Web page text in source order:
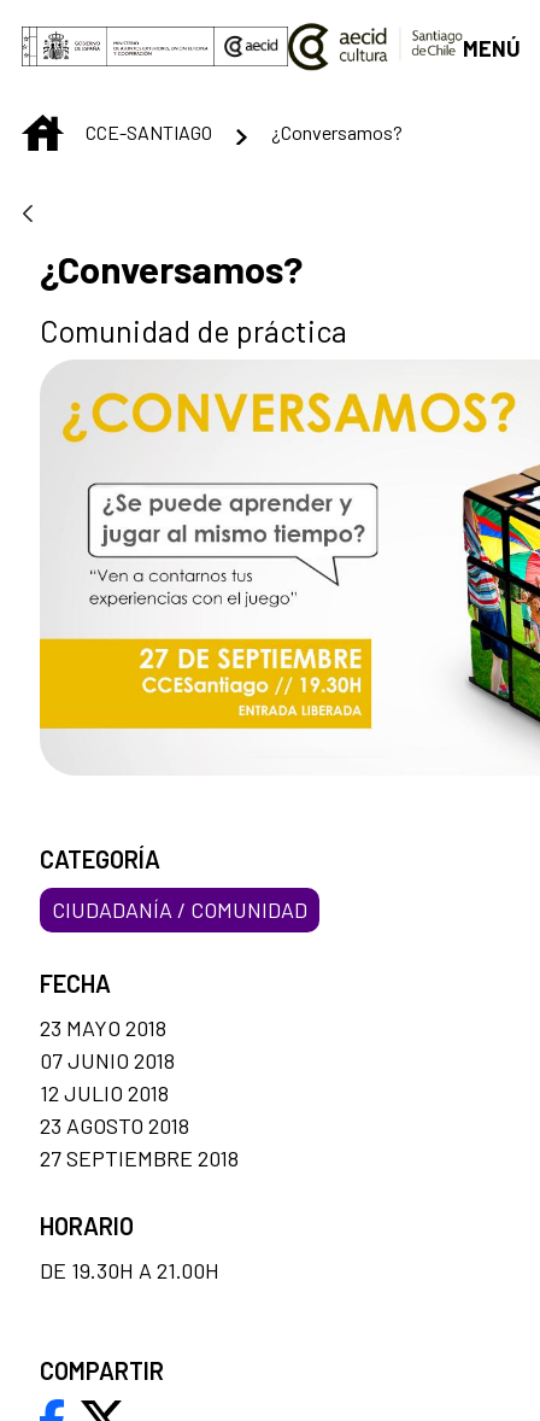
Saltar al contenido principal
MENÚ
INICIOCCE-SANTIAGO ¿Conversamos?
¿Conversamos?
Comunidad de práctica
CATEGORÍA
CIUDADANÍA / COMUNIDAD
FECHA
23 MAYO 2018
07 JUNIO 2018
12 JULIO 2018
23 AGOSTO 2018
27 SEPTIEMBRE 2018
HORARIO
DE 19.30H A 21.00H
COMPARTIR